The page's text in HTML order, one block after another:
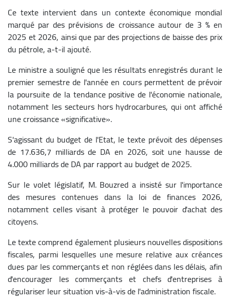
Ce texte intervient dans un contexte économique mondial
marqué par des prévisions de croissance autour de 3 % en
2025 et 2026, ainsi que par des projections de baisse des prix
du pétrole, a-t-il ajouté.
Le ministre a souligné que les résultats enregistrés durant le
premier semestre de l'année en cours permettent de prévoir
la poursuite de la tendance positive de l'économie nationale,
notamment les secteurs hors hydrocarbures, qui ont affiché
une croissance «significative».
S'agissant du budget de l'Etat, le texte prévoit des dépenses
de 17.636,7 milliards de DA en 2026, soit une hausse de
4.000 milliards de DA par rapport au budget de 2025.
Sur le volet législatif, M. Bouzred a insisté sur l'importance
des mesures contenues dans la loi de finances 2026,
notamment celles visant à protéger le pouvoir d'achat des
citoyens.
Le texte comprend également plusieurs nouvelles dispositions
fiscales, parmi lesquelles une mesure relative aux créances
dues par les commerçants et non réglées dans les délais, afin
d'encourager les commerçants et chefs d'entreprises à
régulariser leur situation vis-à-vis de l'administration fiscale.